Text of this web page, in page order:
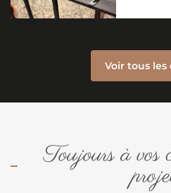
Voir tous les
Toujours à vos